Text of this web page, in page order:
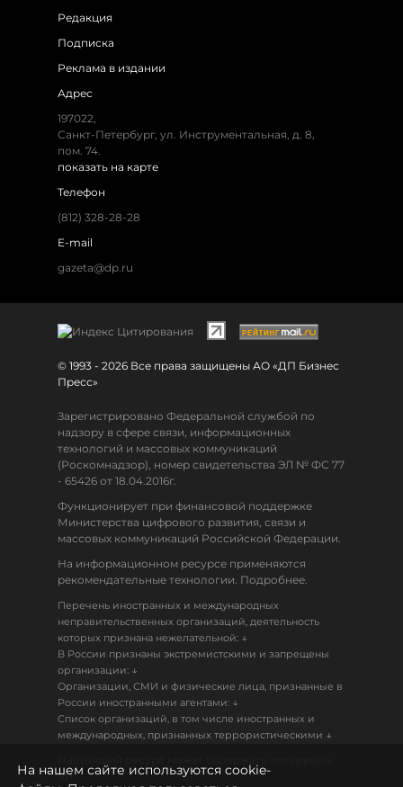
Редакция
Подписка
Реклама в издании
Адрес
197022,
Санкт-Петербург, ул. Инструментальная, д. 8,
пом. 74.
показать на карте
Телефон
(812) 328-28-28
E-mail
gazeta@dp.ru
© 1993 - 2026 Все права защищены АО «ДП Бизнес
Пресс»
Зарегистрировано Федеральной службой по
надзору в сфере связи, информационных
технологий и массовых коммуникаций
(Роскомнадзор), номер свидетельства ЭЛ № ФС 77
- 65426 от 18.04.2016г.
Функционирует при финансовой поддержке
Министерства цифрового развития, связи и
массовых коммуникаций Российской Федерации.
На информационном ресурсе применяются
рекомендательные технологии. Подробнее.
Перечень иностранных и международных
неправительственных организаций, деятельность
которых признана нежелательной: ↓
В России признаны экстремистскими и запрещены
организации: ↓
Организации, СМИ и физические лица, признанные в
России иностранными агентами: ↓
Список организаций, в том числе иностранных и
международных, признанных террористическими ↓
18+
На нашем сайте используются cookie-